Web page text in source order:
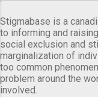
Stigmabase is a
to informing and
social exclusion and
marginalization of
too common
problem around the
involved.